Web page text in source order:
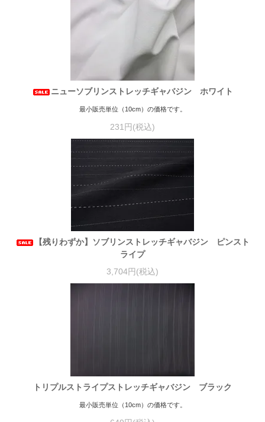
ニューソブリンストレッチギャバジン ホワイト
最小販売単位（10cm）の価格です。
231円(税込)
【残りわずか】ソブリンストレッチギャバジン ピンスト
ライプ
3,704円(税込)
トリプルストライプストレッチギャバジン ブラック
最小販売単位（10cm）の価格です。